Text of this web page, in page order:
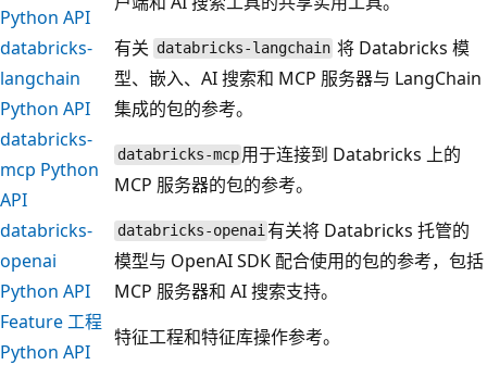
Python API
databricks-
langchain
Python API
有关 databricks-langchain 将 Databricks 模
型、嵌入、AI 搜索和 MCP 服务器与 LangChain
集成的包的参考。
databricks-
mcp Python
API
databricks-mcp 用于连接到 Databricks 上的
MCP 服务器的包的参考。
databricks-
openai
Python API
databricks-openai有关将 Databricks 托管的
模型与 OpenAI SDK 配合使用的包的参考，包括
MCP 服务器和 AI 搜索支持。
Feature 工程
Python API
特征工程和特征库操作参考。